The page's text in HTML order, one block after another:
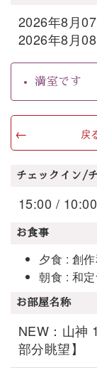
2026年8月
2026年8月
満室です
戻
チェックイン/
15:00 / 10:00
お食事
夕食 : 創
朝食 : 和
お部屋名称
NEW：山神
部分眺望】